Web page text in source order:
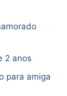
2 anos
para amiga